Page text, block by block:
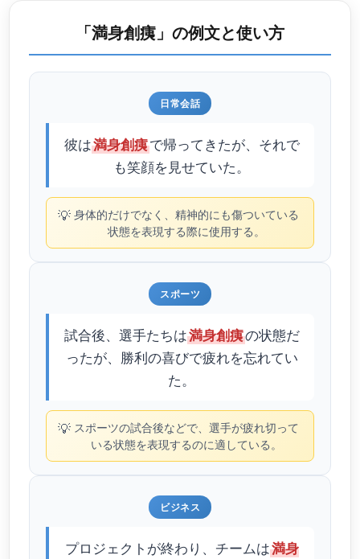
「満身創痍」の例文と使い方
日常会話
彼は満身創痍で帰ってきたが、それで
も笑顔を見せていた。
💡 身体的だけでなく、精神的にも傷ついている
状態を表現する際に使用する。
スポーツ
試合後、選手たちは満身創痍の状態だ
ったが、勝利の喜びで疲れを忘れてい
た。
💡 スポーツの試合後などで、選手が疲れ切って
いる状態を表現するのに適している。
ビジネス
プロジェクトが終わり、チームは満身